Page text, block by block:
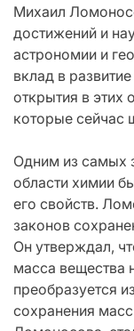
Михаил
достижений и
астрономии и
вклад в
открытия в этих
которые сейчас
Одним из самых
области химии
его свойств.
законов
Он утверждал,
масса вещества
преобразуется
сохранения